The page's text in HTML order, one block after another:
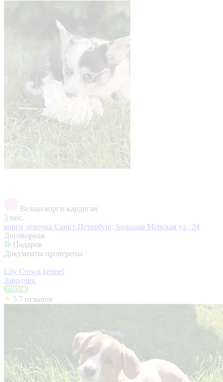
Вельш-корги-кардиган
3 мес.
корги девочка Санкт-Петербург, Большая Морская ул., 24
Договорная
Подарок
Документы проверены
Lily Crown kennel
Заводчик
5 7 отзывов